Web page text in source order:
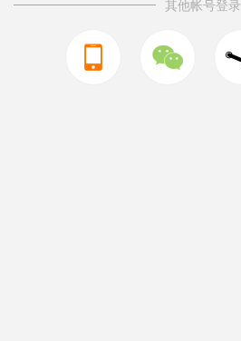
其他帐号登录
 